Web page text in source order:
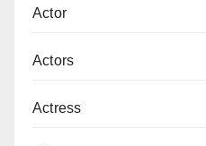
Actor
Actors
Actress